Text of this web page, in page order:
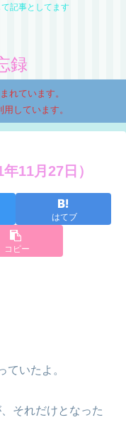
記事としてます
録
れています。
しています。
11月27日）
はてブ
コピー
ていたよ。
それだけとなった